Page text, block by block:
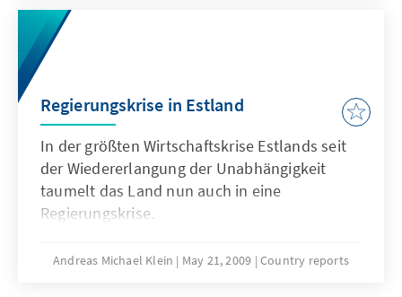
Mehrheit der Sitze im Parlament. Die Wahlen
verliefen friedlich.
Regierungskrise in Estland
In der größten Wirtschaftskrise Estlands seit
der Wiedererlangung der Unabhängigkeit
taumelt das Land nun auch in eine
Regierungskrise.
Andreas Michael Klein May 21, 2009 Country reports